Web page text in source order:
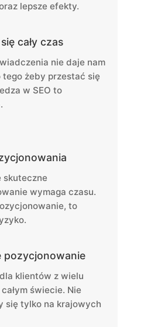
lepsze efekty.
cały czas
nie daje nam
tego żeby przestać się
w SEO to
skuteczne
wymaga czasu.
to
pozycjonowanie
dla klientów z wielu
świecie. Nie
się tylko na krajowych